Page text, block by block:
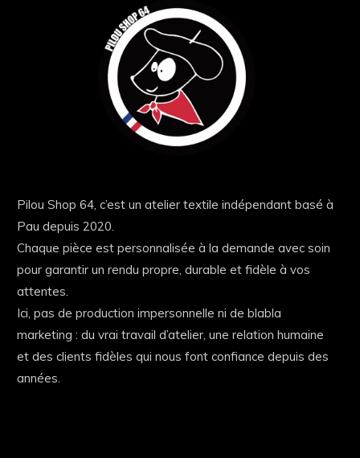
Pilou Shop 64, c’est un atelier textile indépendant basé à
Pau depuis 2020.
Chaque pièce est personnalisée à la demande avec soin
pour garantir un rendu propre, durable et fidèle à vos
attentes.
Ici, pas de production impersonnelle ni de blabla
marketing : du vrai travail d’atelier, une relation humaine
et des clients fidèles qui nous font confiance depuis des
années.